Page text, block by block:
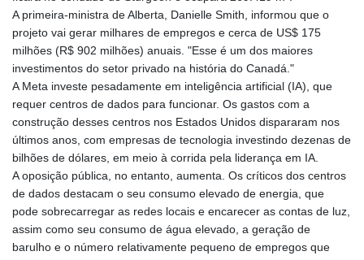
A primeira-ministra de Alberta, Danielle Smith, informou que o
projeto vai gerar milhares de empregos e cerca de US$ 175
milhões (R$ 902 milhões) anuais. "Esse é um dos maiores
investimentos do setor privado na história do Canadá."
A Meta investe pesadamente em inteligência artificial (IA), que
requer centros de dados para funcionar. Os gastos com a
construção desses centros nos Estados Unidos dispararam nos
últimos anos, com empresas de tecnologia investindo dezenas de
bilhões de dólares, em meio à corrida pela liderança em IA.
A oposição pública, no entanto, aumenta. Os críticos dos centros
de dados destacam o seu consumo elevado de energia, que
pode sobrecarregar as redes locais e encarecer as contas de luz,
assim como seu consumo de água elevado, a geração de
barulho e o número relativamente pequeno de empregos que